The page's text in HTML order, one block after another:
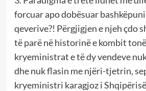
forcuar apo dobësuar
qeverive?! Përgjigjen e njeh çdo
të parë në historinë e kombit
kryeministrat e të dy vendeve
dhe nuk flasin me njëri-tjetrin,
kryeministri karagjoz i